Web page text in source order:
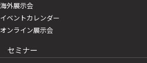
海外展示会
イベントカレンダー
オンライン展示会
セミナー